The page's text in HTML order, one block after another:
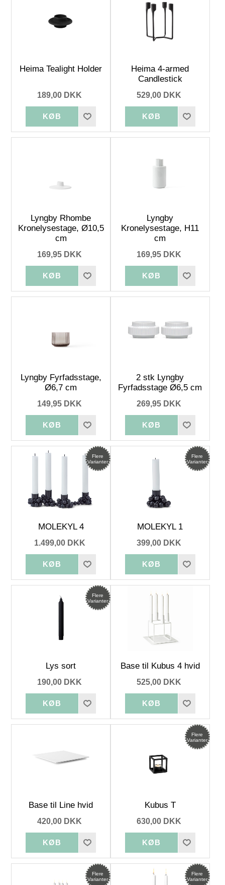
Heima Tealight Holder
189,00 DKK
Heima 4-armed
Candlestick
529,00 DKK
Lyngby Rhombe
Kronelysestage, Ø10,5
cm
169,95 DKK
Lyngby
Kronelysestage, H11
cm
169,95 DKK
Lyngby Fyrfadsstage,
Ø6,7 cm
149,95 DKK
2 stk Lyngby
Fyrfadsstage Ø6,5 cm
269,95 DKK
Flere
Varianter
MOLEKYL 4
1.499,00 DKK
Flere
Varianter
MOLEKYL 1
399,00 DKK
Flere
Varianter
Lys sort
190,00 DKK
Base til Kubus 4 hvid
525,00 DKK
Base til Line hvid
420,00 DKK
Flere
Varianter
Kubus T
630,00 DKK
Flere
Varianter
Flere
Varianter